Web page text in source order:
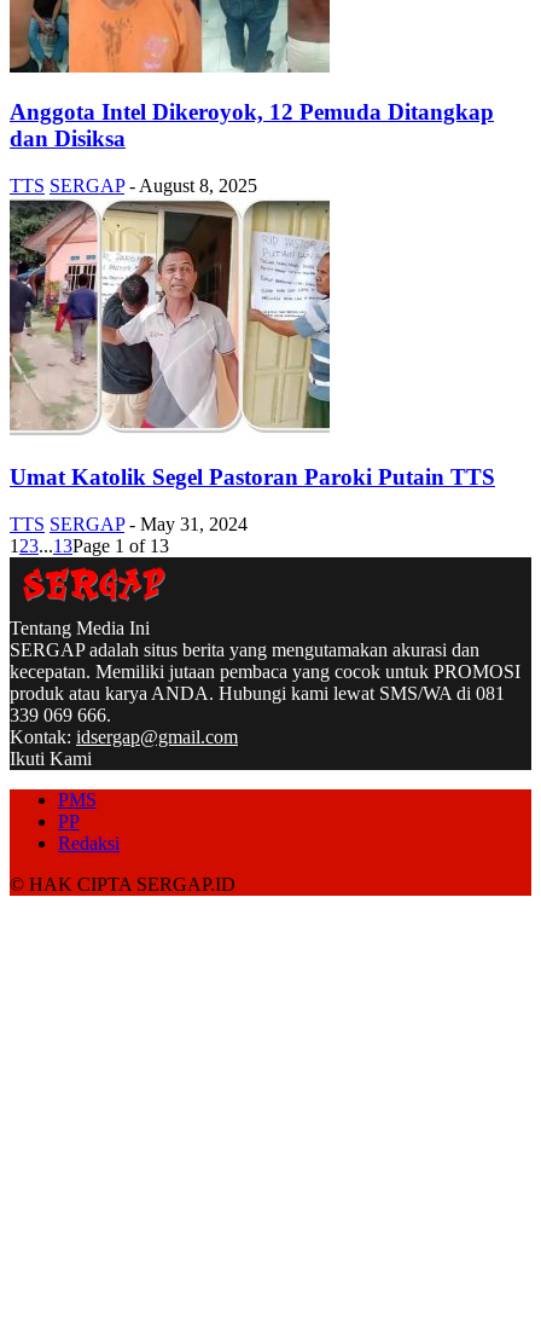
Anggota Intel Dikeroyok, 12 Pemuda Ditangkap
dan Disiksa
TTS SERGAP - August 8, 2025
Umat Katolik Segel Pastoran Paroki Putain TTS
TTS SERGAP - May 31, 2024
1 23...13Page 1 of 13
Tentang Media Ini
SERGAP adalah situs berita yang mengutamakan akurasi dan
kecepatan. Memiliki jutaan pembaca yang cocok untuk PROMOSI
produk atau karya ANDA. Hubungi kami lewat SMS/WA di 081
339 069 666.
Kontak: idsergap@gmail.com
Ikuti Kami
PMS
PP
Redaksi
© HAK CIPTA SERGAP.ID